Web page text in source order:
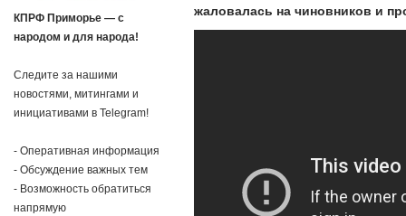
КПРФ Приморье — с
народом и для народа!
Следите за нашими
новостями, митингами и
инициативами в Telegram!
- Оперативная информация
- Обсуждение важных тем
- Возможность обратиться
напрямую
жаловалась на чиновников и